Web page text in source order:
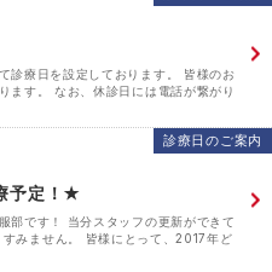
診療日を設定しております。 皆様のお
ます。 なお、休診日には電話が繋がり
予定！✭
部です！ 当分スタッフの更新ができて
すみません。 皆様にとって、2017年ど
診療日のご案内